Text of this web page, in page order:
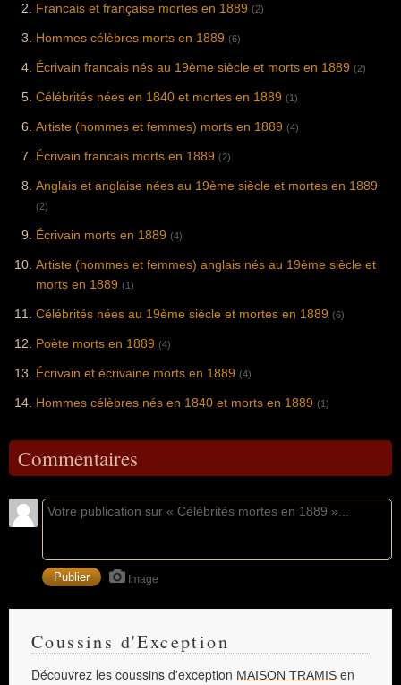
Francais et française mortes en 1889 (2)
Hommes célèbres morts en 1889 (6)
Écrivain francais nés au 19ème siècle et morts en 1889 (2)
Célébrités nées en 1840 et mortes en 1889 (1)
Artiste (hommes et femmes) morts en 1889 (4)
Écrivain francais morts en 1889 (2)
Anglais et anglaise nées au 19ème siècle et mortes en 1889
(2)
Écrivain morts en 1889 (4)
Artiste (hommes et femmes) anglais nés au 19ème siècle et
morts en 1889 (1)
Célébrités nées au 19ème siècle et mortes en 1889 (6)
Poète morts en 1889 (4)
Écrivain et écrivaine morts en 1889 (4)
Hommes célèbres nés en 1840 et morts en 1889 (1)
Commentaires
Image
Coussins d'Exception
Découvrez les coussins d'exception MAISON TRAMIS en